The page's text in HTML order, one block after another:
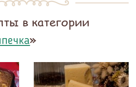
в категории
»